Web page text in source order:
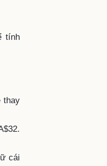
tính
thay
cái